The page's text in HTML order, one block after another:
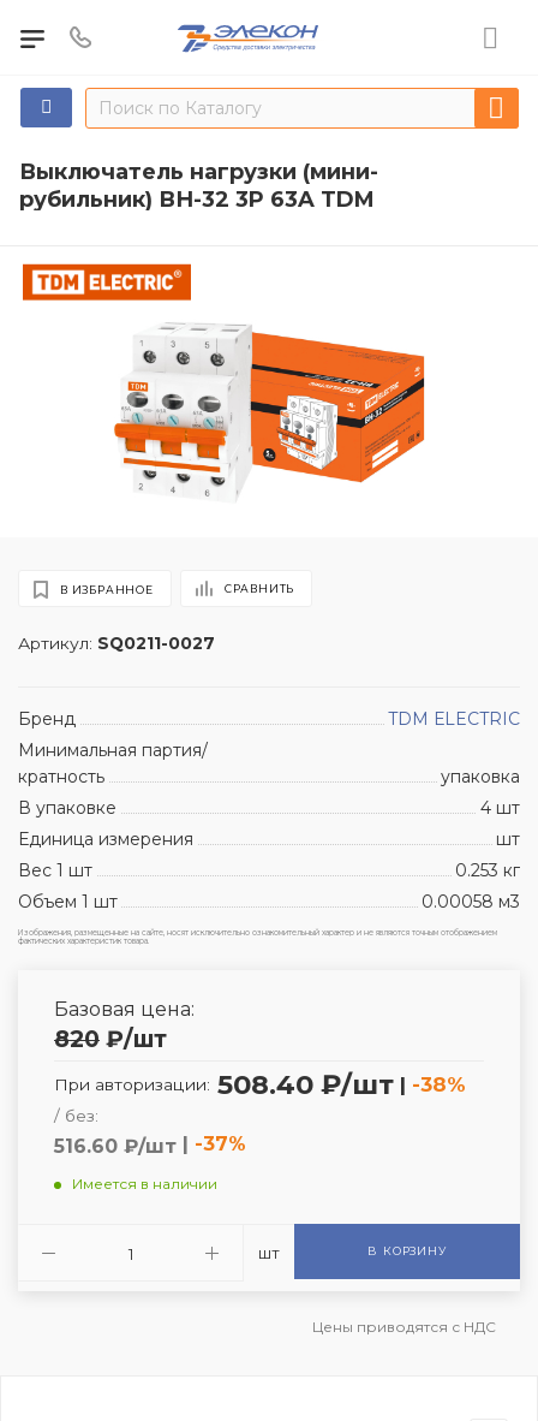
Выключатель нагрузки (мини-
рубильник) ВН-32 3P 63A TDM
Артикул: SQ0211-0027
В ИЗБРАННОЕ СРАВНИТЬ
Бренд
TDM ЕLECTRIC
Минимальная партия/
кратность
упаковка
В упаковке
4 шт
Единица измерения
шт
Вес 1 шт
0.253 кг
Объем 1 шт
0.00058 м3
Изображения, размещенные на сайте, носят исключительно ознакомительный характер и не являются точным отображением
фактических характеристик товара.
Базовая цена:
820 ₽/шт
При авторизации: 508.40 ₽/шт | -38%
/ без:
516.60 ₽/шт | -37%
Имеется в наличии
шт В КОРЗИНУ
Цены приводятся с НДС